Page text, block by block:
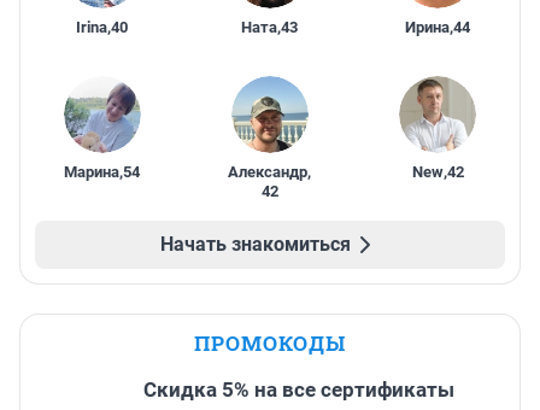
Irina,40 Ната,43 Ирина,44
Марина,54 Александр,
42
New,42
Начать знакомиться
ПРОМОКОДЫ
Скидка 5% на все сертификаты